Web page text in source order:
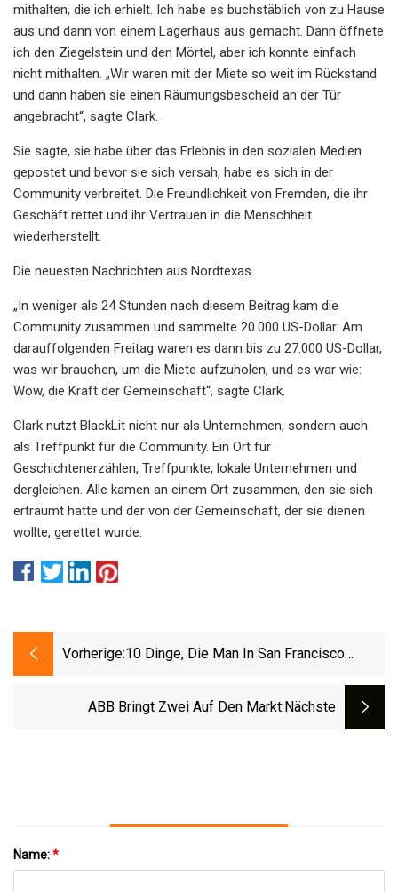
mithalten, die ich erhielt. Ich habe es buchstäblich von zu Hause
aus und dann von einem Lagerhaus aus gemacht. Dann öffnete
ich den Ziegelstein und den Mörtel, aber ich konnte einfach
nicht mithalten. „Wir waren mit der Miete so weit im Rückstand
und dann haben sie einen Räumungsbescheid an der Tür
angebracht“, sagte Clark.
Sie sagte, sie habe über das Erlebnis in den sozialen Medien
gepostet und bevor sie sich versah, habe es sich in der
Community verbreitet. Die Freundlichkeit von Fremden, die ihr
Geschäft rettet und ihr Vertrauen in die Menschheit
wiederherstellt.
Die neuesten Nachrichten aus Nordtexas.
„In weniger als 24 Stunden nach diesem Beitrag kam die
Community zusammen und sammelte 20.000 US-Dollar. Am
darauffolgenden Freitag waren es dann bis zu 27.000 US-Dollar,
was wir brauchen, um die Miete aufzuholen, und es war wie:
Wow, die Kraft der Gemeinschaft“, sagte Clark.
Clark nutzt BlackLit nicht nur als Unternehmen, sondern auch
als Treffpunkt für die Community. Ein Ort für
Geschichtenerzählen, Treffpunkte, lokale Unternehmen und
dergleichen. Alle kamen an einem Ort zusammen, den sie sich
erträumt hatte und der von der Gemeinschaft, der sie dienen
wollte, gerettet wurde.
Vorherige:10 Dinge, Die Man In San Francisco
Leitfaden Zu Allem, Was Es Wert Ist,
ABB Bringt Zwei Auf Den Markt:nächste
Name:*